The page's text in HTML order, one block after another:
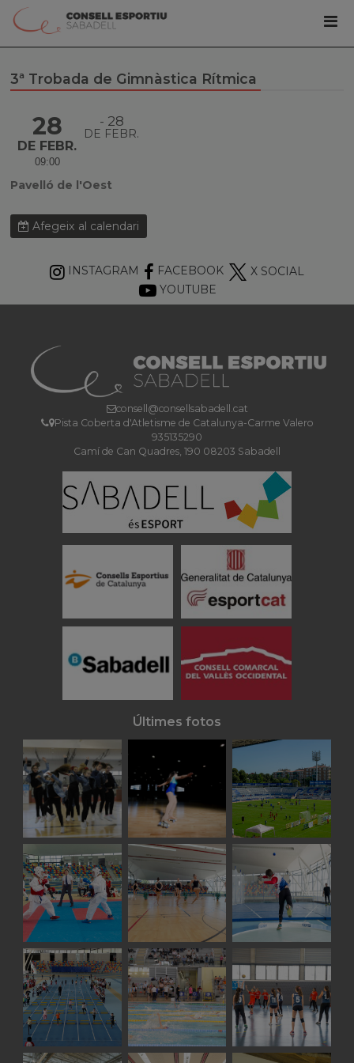
3ª Trobada de Gimnàstica Rítmica
28
DE FEBR.
09:00
28
DE FEBR.
Pavelló de l'Oest
Afegeix al calendari
INSTAGRAM FACEBOOK
X SOCIAL
YOUTUBE
consell@consellsabadell.cat
Pista Coberta d'Atletisme de Catalunya-Carme Valero
935135290
Camí de Can Quadres, 190 08203 Sabadell
Últimes fotos